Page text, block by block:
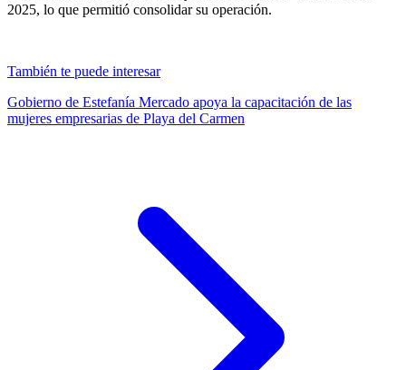
2025, lo que permitió consolidar su operación.
También te puede interesar
Gobierno de Estefanía Mercado apoya la capacitación de las
mujeres empresarias de Playa del Carmen